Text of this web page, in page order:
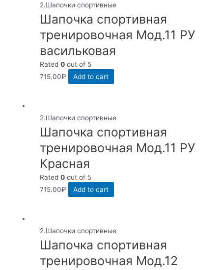
2.Шапочки спортивные
Шапочка спортивная
тренировочная Мод.11 РУ
васильковая
Rated0 out of 5
715.00₽ Add to cart
2.Шапочки спортивные
Шапочка спортивная
тренировочная Мод.11 РУ
Красная
Rated0 out of 5
715.00₽ Add to cart
2.Шапочки спортивные
Шапочка спортивная
тренировочная Мод.12